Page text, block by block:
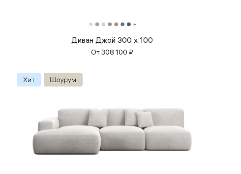
Диван Джой 300 x 100
От308 100 ₽